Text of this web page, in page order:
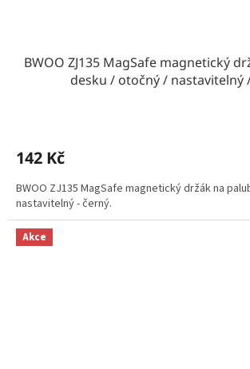
BWOO ZJ135 MagSafe magnetický
desku / otočný / nastavitelný
142 Kč
BWOO ZJ135 MagSafe magnetický držák na
nastavitelný - černý.
Akce